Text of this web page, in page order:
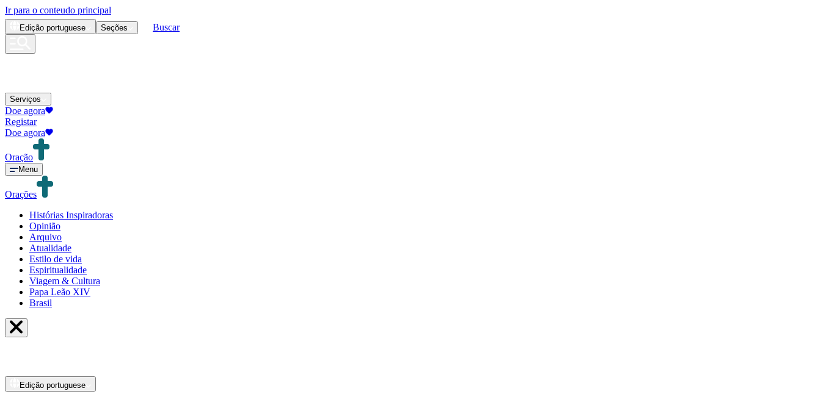
Ir para o conteudo principal
Edição portuguese Seções Buscar
Serviços
Doe agora
Registar
Doe agora
Oração
Menu
Orações
Histórias Inspiradoras
Opinião
Arquivo
Atualidade
Estilo de vida
Espiritualidade
Viagem & Cultura
Papa Leão XIV
Brasil
Edição portuguese